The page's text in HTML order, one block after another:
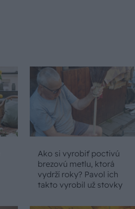
Ako si vyrobiť poctivú
brezovú metlu, ktorá
vydrží roky? Pavol ich
takto vyrobil už stovky